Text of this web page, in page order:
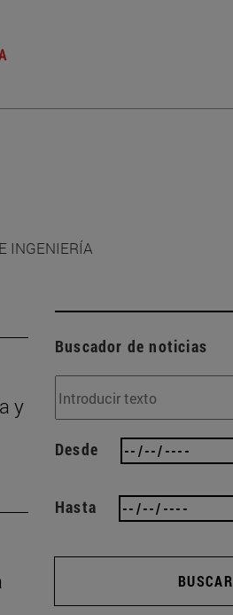
INGENIERÍA
y
Buscador de noticias
Desde
Hasta
BUSCAR